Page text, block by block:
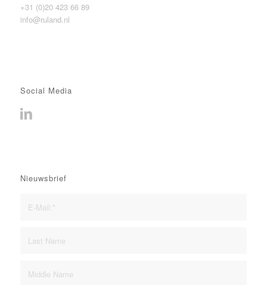
+31 (0)20 423 66 89
info@ruland.nl
Social Media
Nieuwsbrief